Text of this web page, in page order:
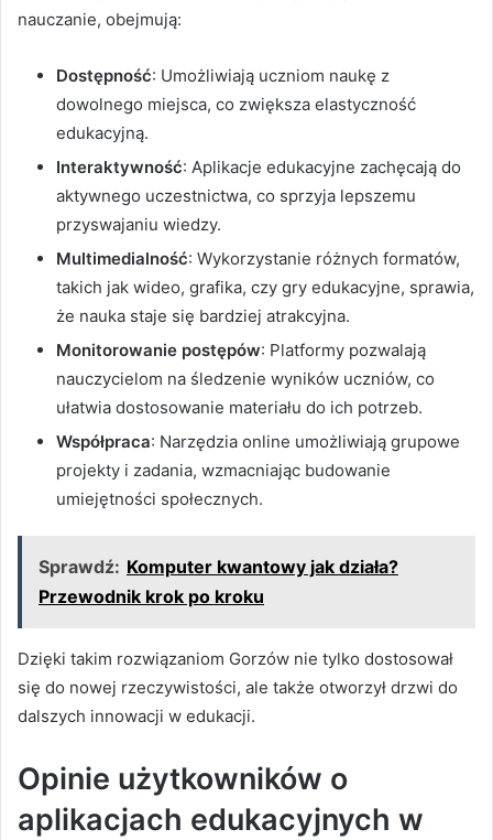
nauczanie, obejmują:
Dostępność: Umożliwiają uczniom naukę z
dowolnego miejsca, co zwiększa elastyczność
edukacyjną.
Interaktywność: Aplikacje edukacyjne zachęcają do
aktywnego uczestnictwa, co sprzyja lepszemu
przyswajaniu wiedzy.
Multimedialność: Wykorzystanie różnych formatów,
takich jak wideo, grafika, czy gry edukacyjne, sprawia,
że nauka staje się bardziej atrakcyjna.
Monitorowanie postępów: Platformy pozwalają
nauczycielom na śledzenie wyników uczniów, co
ułatwia dostosowanie materiału do ich potrzeb.
Współpraca: Narzędzia online umożliwiają grupowe
projekty i zadania, wzmacniając budowanie
umiejętności społecznych.
Sprawdź: Komputer kwantowy jak działa?
Przewodnik krok po kroku
Dzięki takim rozwiązaniom Gorzów nie tylko dostosował
się do nowej rzeczywistości, ale także otworzył drzwi do
dalszych innowacji w edukacji.
Opinie użytkowników o
aplikacjach edukacyjnych w